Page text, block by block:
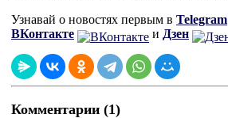
Узнавай о новостях первым в Telegram
ВКонтакте
и Дзен
Комментарии (1)